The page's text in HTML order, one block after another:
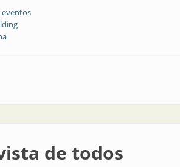
eventos
de todos